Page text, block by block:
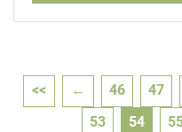
<< ← 46 47
53
54